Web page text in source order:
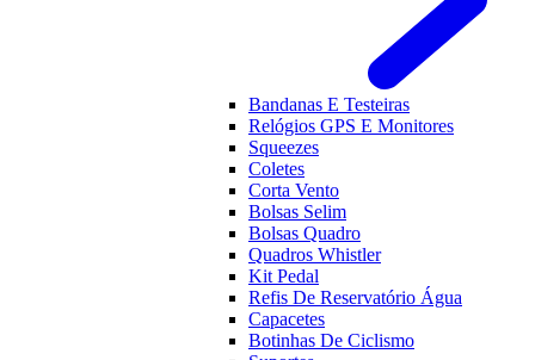
Bandanas E Testeiras
Relógios GPS E Monitores
Squeezes
Coletes
Corta Vento
Bolsas Selim
Bolsas Quadro
Quadros Whistler
Kit Pedal
Refis De Reservatório Água
Capacetes
Botinhas De Ciclismo